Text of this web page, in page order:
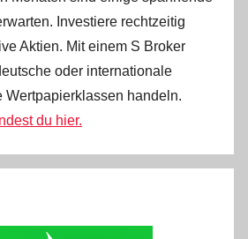
Investiere rechtzeitig
Aktien. Mit einem S Broker
oder internationale
Wertpapierklassen handeln.
du hier.